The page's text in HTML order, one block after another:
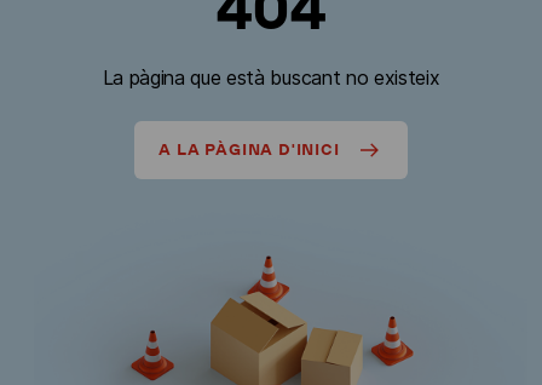
La pàgina que està buscant no existeix
A LA PÀGINA D'INICI